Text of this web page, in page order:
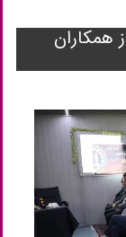
همکاران